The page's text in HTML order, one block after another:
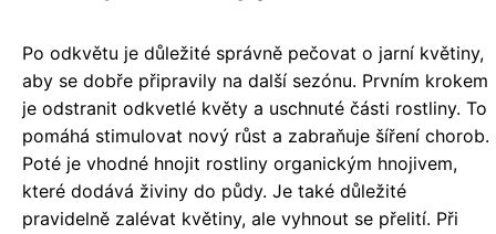
Po odkvětu je důležité správně pečovat o jarní květiny,
aby se dobře připravily na další sezónu. Prvním krokem
je odstranit odkvetlé květy a uschnuté části rostliny. To
pomáhá stimulovat nový růst a zabraňuje šíření chorob.
Poté je vhodné hnojit rostliny organickým hnojivem,
které dodává živiny do půdy. Je také důležité
pravidelně zalévat květiny, ale vyhnout se přelití. Při